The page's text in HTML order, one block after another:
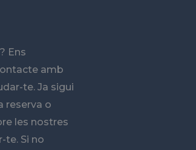
Ens
amb
te. Ja sigui
reserva o
les nostres
te. Si no